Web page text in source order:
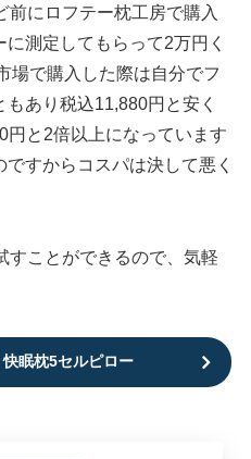
前にロフテー枕工房で購入
測定してもらって2万円く
場で購入した際は自分でフ
あり税込11,880円と安く
円と2倍以上になっています
すからコスパは決して悪く
すことができるので、気軽
眠枕5セルピロー